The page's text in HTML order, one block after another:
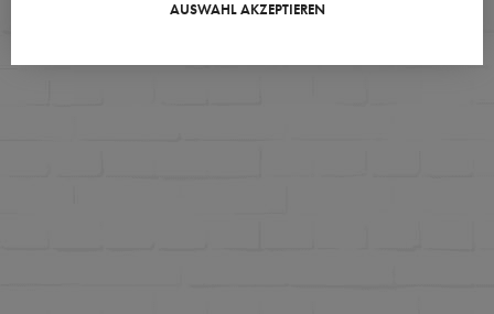
AUSWAHL AKZEPTIEREN